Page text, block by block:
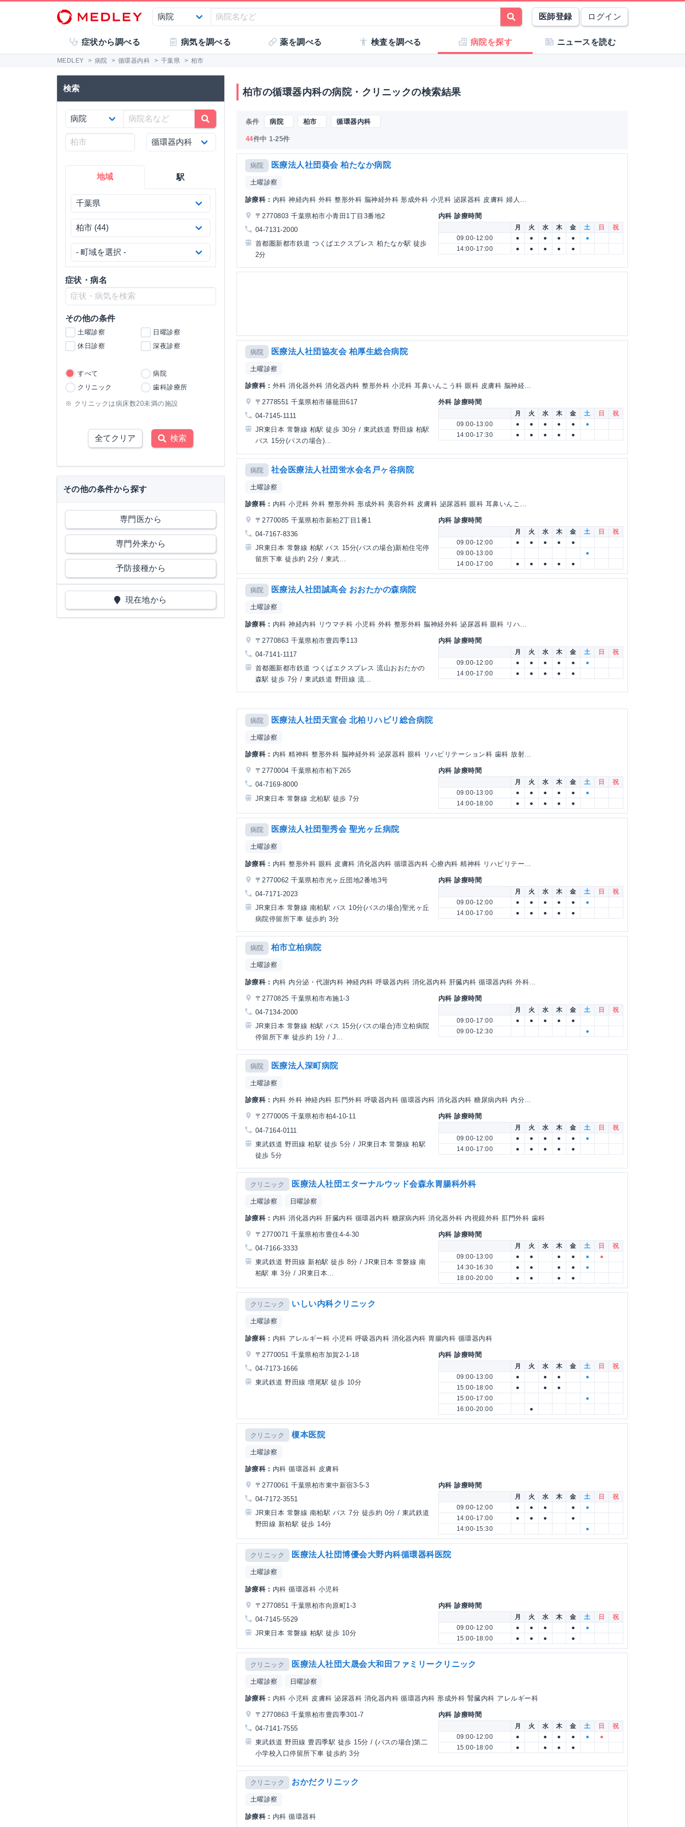
医師登録 ログイン
症状から調べる 病気を調べる 薬を調べる 検査を調べる 病院を探す ニュースを読む
MEDLEY > 病院 > 循環器内科 > 千葉県 > 柏市
検索
地域 駅
症状・病名
その他の条件
土曜診察
日曜診察
休日診察
深夜診察
すべて
病院
クリニック
歯科診療所
※ クリニックは病床数20未満の施設
全てクリア 検索
その他の条件から探す
専門医から
専門外来から
予防接種から
現在地から
柏市の循環器内科の病院・クリニックの検索結果
条件 病院 柏市 循環器内科
44件中 1-25件
病院 医療法人社団葵会 柏たなか病院
土曜診察
診療科： 内科 神経内科 外科 整形外科 脳神経外科 形成外科 小児科 泌尿器科 皮膚科 婦人...
〒2770803 千葉県柏市小青田1丁目3番地2
04-7131-2000
首都圏新都市鉄道 つくばエクスプレス 柏たなか駅 徒歩
2分
内科 診療時間
月 火 水 木 金 土 日
祝
09:00-12:00
● ● ● ● ●
●
14:00-17:00
● ● ● ● ●
病院 医療法人社団協友会 柏厚生総合病院
土曜診察
診療科： 外科 消化器外科 消化器内科 整形外科 小児科 耳鼻いんこう科 眼科 皮膚科 脳神経...
〒2778551 千葉県柏市篠籠田617
04-7145-1111
JR東日本 常磐線 柏駅 徒歩 30分 / 東武鉄道 野田線 柏駅
バス 15分(バスの場合)...
外科 診療時間
月 火 水 木 金 土 日
祝
09:00-13:00
● ● ● ● ●
●
14:00-17:30
● ● ● ● ●
病院 社会医療法人社団蛍水会名戸ヶ谷病院
土曜診察
診療科： 内科 小児科 外科 整形外科 形成外科 美容外科 皮膚科 泌尿器科 眼科 耳鼻いんこ...
〒2770085 千葉県柏市新柏2丁目1番1
04-7167-8336
JR東日本 常磐線 柏駅 バス 15分(バスの場合)新柏住宅停
留所下車 徒歩約 2分 / 東武...
内科 診療時間
月 火 水 木 金 土 日
祝
09:00-12:00
● ● ● ●
●
09:00-13:00
●
14:00-17:00
● ● ● ● ●
病院 医療法人社団誠高会 おおたかの森病院
土曜診察
診療科： 内科 神経内科 リウマチ科 小児科 外科 整形外科 脳神経外科 泌尿器科 眼科 リハ...
〒2770863 千葉県柏市豊四季113
04-7141-1117
首都圏新都市鉄道 つくばエクスプレス 流山おおたかの
森駅 徒歩 7分 / 東武鉄道 野田線 流...
内科 診療時間
月 火 水 木 金 土 日
祝
09:00-12:00
● ● ● ● ●
●
14:00-17:00
● ● ● ● ●
病院 医療法人社団天宣会 北柏リハビリ総合病院
土曜診察
診療科： 内科 精神科 整形外科 脳神経外科 泌尿器科 眼科 リハビリテーション科 歯科 放射...
〒2770004 千葉県柏市柏下265
04-7169-8000
JR東日本 常磐線 北柏駅 徒歩 7分
内科 診療時間
月 火 水 木 金 土 日
祝
09:00-13:00
● ● ● ● ●
●
14:00-18:00
● ● ● ● ●
病院 医療法人社団聖秀会 聖光ヶ丘病院
土曜診察
診療科： 内科 整形外科 眼科 皮膚科 消化器内科 循環器内科 心療内科 精神科 リハビリテー...
〒2770062 千葉県柏市光ヶ丘団地2番地3号
04-7171-2023
JR東日本 常磐線 南柏駅 バス 10分(バスの場合)聖光ヶ丘
病院停留所下車 徒歩約 3分
内科 診療時間
月 火 水 木 金 土 日
祝
09:00-12:00
● ● ● ● ●
●
14:00-17:00
● ● ● ● ●
病院 柏市立柏病院
土曜診察
診療科： 内科 内分泌・代謝内科 神経内科 呼吸器内科 消化器内科 肝臓内科 循環器内科 外科...
〒2770825 千葉県柏市布施1-3
04-7134-2000
JR東日本 常磐線 柏駅 バス 15分(バスの場合)市立柏病院
停留所下車 徒歩約 1分 / J...
内科 診療時間
月 火 水 木 金 土 日
祝
09:00-17:00
● ● ● ●
●
09:00-12:30
●
病院 医療法人深町病院
土曜診察
診療科： 内科 外科 神経内科 肛門外科 呼吸器内科 循環器内科 消化器内科 糖尿病内科 内分...
〒2770005 千葉県柏市柏4-10-11
04-7164-0111
東武鉄道 野田線 柏駅 徒歩 5分 / JR東日本 常磐線 柏駅
徒歩 5分
内科 診療時間
月 火 水 木 金 土 日
祝
09:00-12:00
● ● ● ● ●
●
14:00-17:00
● ● ● ● ●
クリニック 医療法人社団エターナルウッド会森永胃腸科外科
土曜診察 日曜診察
診療科： 内科 消化器内科 肝臓内科 循環器内科 糖尿病内科 消化器外科 内視鏡外科 肛門外科 歯科
〒2770071 千葉県柏市豊住4-4-30
04-7166-3333
東武鉄道 野田線 新柏駅 徒歩 8分 / JR東日本 常磐線 南
柏駅 車 3分 / JR東日本...
内科 診療時間
月 火 水 木 金 土 日
祝
09:00-13:00
● ● ● ● ●
●
14:30-16:30
● ● ● ●
●
18:00-20:00
● ● ● ●
クリニック いしい内科クリニック
土曜診察
診療科： 内科 アレルギー科 小児科 呼吸器内科 消化器内科 胃腸内科 循環器内科
〒2770051 千葉県柏市加賀2-1-18
04-7173-1666
東武鉄道 野田線 増尾駅 徒歩 10分
内科 診療時間
月 火 水 木 金 土 日
祝
09:00-13:00
● ● ●
●
15:00-18:00
● ●
●
15:00-17:00
●
16:00-20:00
●
クリニック 榎本医院
土曜診察
診療科： 内科 循環器科 皮膚科
〒2770061 千葉県柏市東中新宿3-5-3
04-7172-3551
JR東日本 常磐線 南柏駅 バス 7分 徒歩約 0分 / 東武鉄道
野田線 新柏駅 徒歩 14分
内科 診療時間
月 火 水 木 金 土 日
祝
09:00-12:00
● ● ● ●
●
14:00-17:00
● ● ●
●
14:00-15:30
●
クリニック 医療法人社団博優会大野内科循環器科医院
土曜診察
診療科： 内科 循環器科 小児科
〒2770851 千葉県柏市向原町1-3
04-7145-5529
JR東日本 常磐線 柏駅 徒歩 10分
内科 診療時間
月 火 水 木 金 土 日
祝
09:00-12:00
● ● ● ●
●
15:00-18:00
● ● ● ●
クリニック 医療法人社団大晟会大和田ファミリークリニック
土曜診察 日曜診察
診療科： 内科 小児科 皮膚科 泌尿器科 消化器内科 循環器内科 形成外科 腎臓内科 アレルギー科
〒2770863 千葉県柏市豊四季301-7
04-7141-7555
東武鉄道 野田線 豊四季駅 徒歩 15分 / (バスの場合)第二
小学校入口停留所下車 徒歩約 3分
内科 診療時間
月 火 水 木 金 土 日
祝
09:00-12:00
● ● ● ● ●
●
15:00-18:00
● ● ● ●
クリニック おかだクリニック
土曜診察
診療科： 内科 循環器科